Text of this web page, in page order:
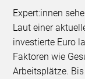
Expert:innen
Laut einer
investierte Euro
Faktoren wie
Arbeitsplätze.